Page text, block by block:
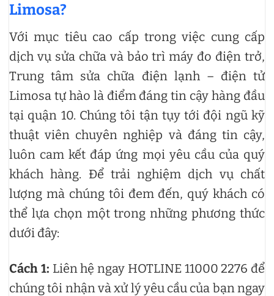
Limosa?
Với mục tiêu cao cấp trong việc cung cấp
dịch vụ sửa chữa và bảo trì máy đo điện trở,
Trung tâm sửa chữa điện lạnh – điện tử
Limosa tự hào là điểm đáng tin cậy hàng đầu
tại quận 10. Chúng tôi tận tụy tới đội ngũ kỹ
thuật viên chuyên nghiệp và đáng tin cậy,
luôn cam kết đáp ứng mọi yêu cầu của quý
khách hàng. Để trải nghiệm dịch vụ chất
lượng mà chúng tôi đem đến, quý khách có
thể lựa chọn một trong những phương thức
dưới đây:
Cách 1: Liên hệ ngay HOTLINE 11000 2276 để
chúng tôi nhận và xử lý yêu cầu của bạn ngay